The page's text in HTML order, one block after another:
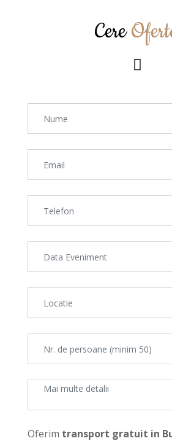
Cere
Oferim transport gratuit in